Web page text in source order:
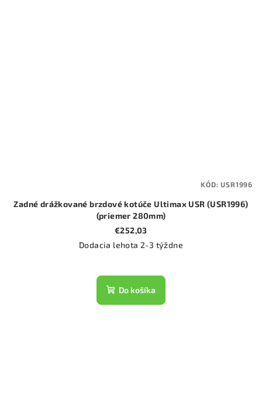
Zadné drážkované brzdové kotúče Ultimax USR (USR1996)
(priemer 280mm)
€252,03
Dodacia lehota 2-3 týždne
Do košíka
KÓD:USR1996